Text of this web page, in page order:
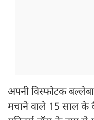
अपनी विस्फोटक
मचाने वाले 15 साल के